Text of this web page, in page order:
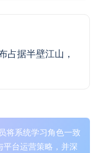
占据半壁江山，
将系统学习角色一致
平台运营策略，并深